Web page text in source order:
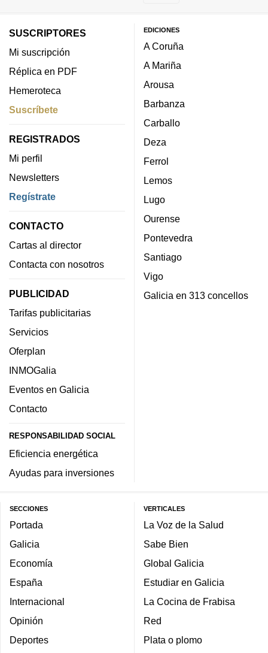
SUSCRIPTORES
Mi suscripción
Réplica en PDF
Hemeroteca
Suscríbete
REGISTRADOS
Mi perfil
Newsletters
Regístrate
CONTACTO
Cartas al director
Contacta con nosotros
PUBLICIDAD
Tarifas publicitarias
Servicios
Oferplan
INMOGalia
Eventos en Galicia
Contacto
RESPONSABILIDAD SOCIAL
Eficiencia energética
Ayudas para inversiones
EDICIONES
A Coruña
A Mariña
Arousa
Barbanza
Carballo
Deza
Ferrol
Lemos
Lugo
Ourense
Pontevedra
Santiago
Vigo
Galicia en 313 concellos
SECCIONES
Portada
Galicia
Economía
España
Internacional
Opinión
Deportes
VERTICALES
La Voz de la Salud
Sabe Bien
Global Galicia
Estudiar en Galicia
La Cocina de Frabisa
Red
Plata o plomo